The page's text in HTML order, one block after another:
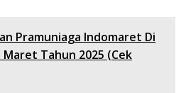
Pramuniaga Indomaret Di
Tahun 2025 (Cek